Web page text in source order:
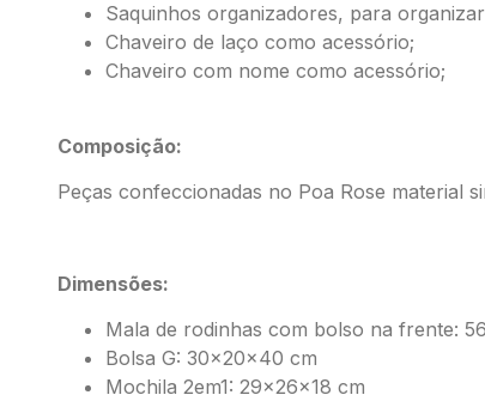
Saquinhos organizadores, para
Chaveiro de laço como acessório;
Chaveiro com nome como acessório;
Composição:
Peças confeccionadas no Poa Rose material
Dimensões:
Mala de rodinhas com bolso na frente:
Bolsa G: 30x20x40 cm
Mochila 2em1: 29x26x18 cm